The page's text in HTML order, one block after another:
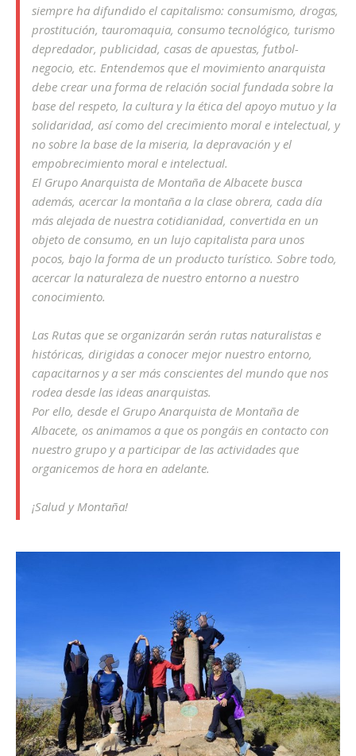
siempre ha difundido el capitalismo: consumismo, drogas,
prostitución, tauromaquia, consumo tecnológico, turismo
depredador, publicidad, casas de apuestas, futbol-
negocio, etc. Entendemos que el movimiento anarquista
debe crear una forma de relación social fundada sobre la
base del respeto, la cultura y la ética del apoyo mutuo y la
solidaridad, así como del crecimiento moral e intelectual, y
no sobre la base de la miseria, la depravación y el
empobrecimiento moral e intelectual.
El Grupo Anarquista de Montaña de Albacete busca
además, acercar la montaña a la clase obrera, cada día
más alejada de nuestra cotidianidad, convertida en un
objeto de consumo, en un lujo capitalista para unos
pocos, bajo la forma de un producto turístico. Sobre todo,
acercar la naturaleza de nuestro entorno a nuestro
conocimiento.
Las Rutas que se organizarán serán rutas naturalistas e
históricas, dirigidas a conocer mejor nuestro entorno,
capacitarnos y a ser más conscientes del mundo que nos
rodea desde las ideas anarquistas.
Por ello, desde el Grupo Anarquista de Montaña de
Albacete, os animamos a que os pongáis en contacto con
nuestro grupo y a participar de las actividades que
organicemos de hora en adelante.
¡Salud y Montaña!